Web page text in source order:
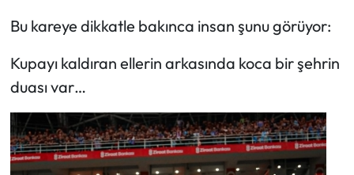
Bu kareye dikkatle bakınca insan şunu görüyor:
Kupayı kaldıran ellerin arkasında koca bir şehrin
duası var…